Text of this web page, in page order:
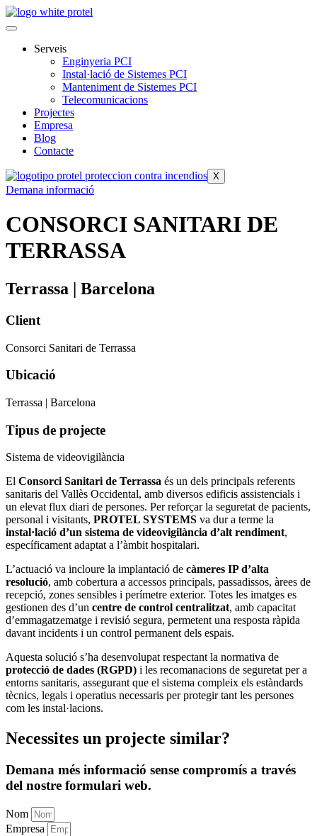
Vés
al
Serveis
Enginyeria PCI
Instal·lació de Sistemes PCI
Manteniment de Sistemes PCI
Telecomunicacions
Projectes
Empresa
Blog
Contacte
X
Demana informació
CONSORCI SANITARI DE
TERRASSA
Terrassa | Barcelona
Client
Consorci Sanitari de Terrassa
Ubicació
Terrassa | Barcelona
Tipus de projecte
Sistema de videovigilància
El Consorci Sanitari de Terrassa és un dels principals referents
sanitaris del Vallès Occidental, amb diversos edificis assistencials i
un elevat flux diari de persones. Per reforçar la seguretat de pacients,
personal i visitants, PROTEL SYSTEMS va dur a terme la
instal·lació d’un sistema de videovigilància d’alt rendiment,
específicament adaptat a l’àmbit hospitalari.
L’actuació va incloure la implantació de càmeres IP d’alta
resolució, amb cobertura a accessos principals, passadissos, àrees de
recepció, zones sensibles i perímetre exterior. Totes les imatges es
gestionen des d’un centre de control centralitzat, amb capacitat
d’emmagatzematge i revisió segura, permetent una resposta ràpida
davant incidents i un control permanent dels espais.
Aquesta solució s’ha desenvolupat respectant la normativa de
protecció de dades (RGPD) i les recomanacions de seguretat per a
entorns sanitaris, assegurant que el sistema compleix els estàndards
tècnics, legals i operatius necessaris per protegir tant les persones
com les instal·lacions.
Necessites un projecte similar?
Demana més informació sense compromís a través
del nostre formulari web.
Nom
Empresa